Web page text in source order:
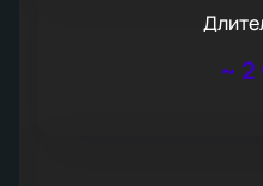
~ 2